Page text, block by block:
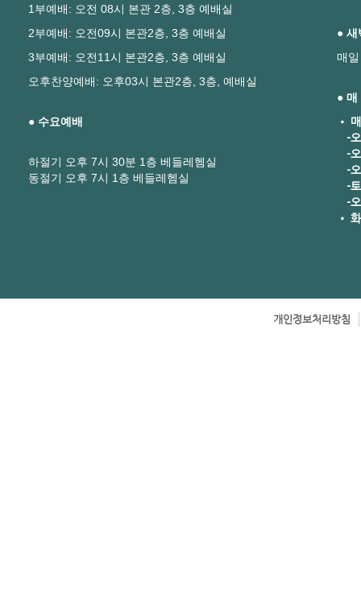
1부예배: 오전 08시 본관 2층, 3층 예배실
2부예배: 오전09시 본관2층, 3층 예배실
3부예배: 오전11시 본관2층, 3층 예배실
오후찬양예배: 오후03시 본관2층, 3층, 예배실
● 수요예배
하절기 오후 7시 30분 1층 베들레헴실
동절기 오후 7시 1층 베들레헴실
● 새
매
● 매
•
-오
-오
-오
-토
-오
•
개인정보처리방침